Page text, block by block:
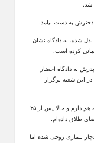
شد.
دخترش به دست نیامد.
بدل شده. به دادگاه نشان
کرده است.
به دادگاه احضار
این شعبه برگزار
مادر المیرا همچنین گفت: من غیر از المیرا یک پسر ۱۳ساله هم دارم و حالا پس از ۲۵
طلاق داده‌ام.
بیماری روحی شده اما